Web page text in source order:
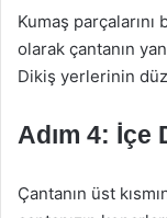
Kumaş
olarak çantanın
Dikiş yerlerinin
Adım 4: İçe
Çantanın üst